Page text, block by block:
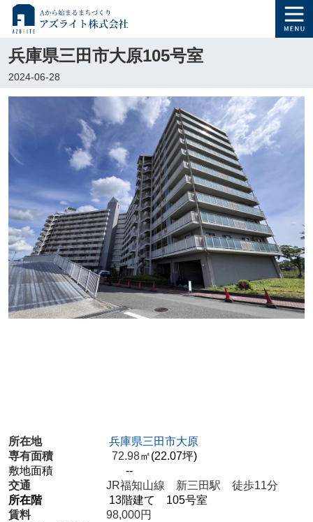
兵庫県三田市大原105号室
2024-06-28
所在地
兵庫県三田市大原
専有面積 72.98㎡(22.07坪)
敷地面積 --
交通 JR福知山線 新三田駅 徒歩11分
所在階
13階建て 105号室
賃料
98,000円